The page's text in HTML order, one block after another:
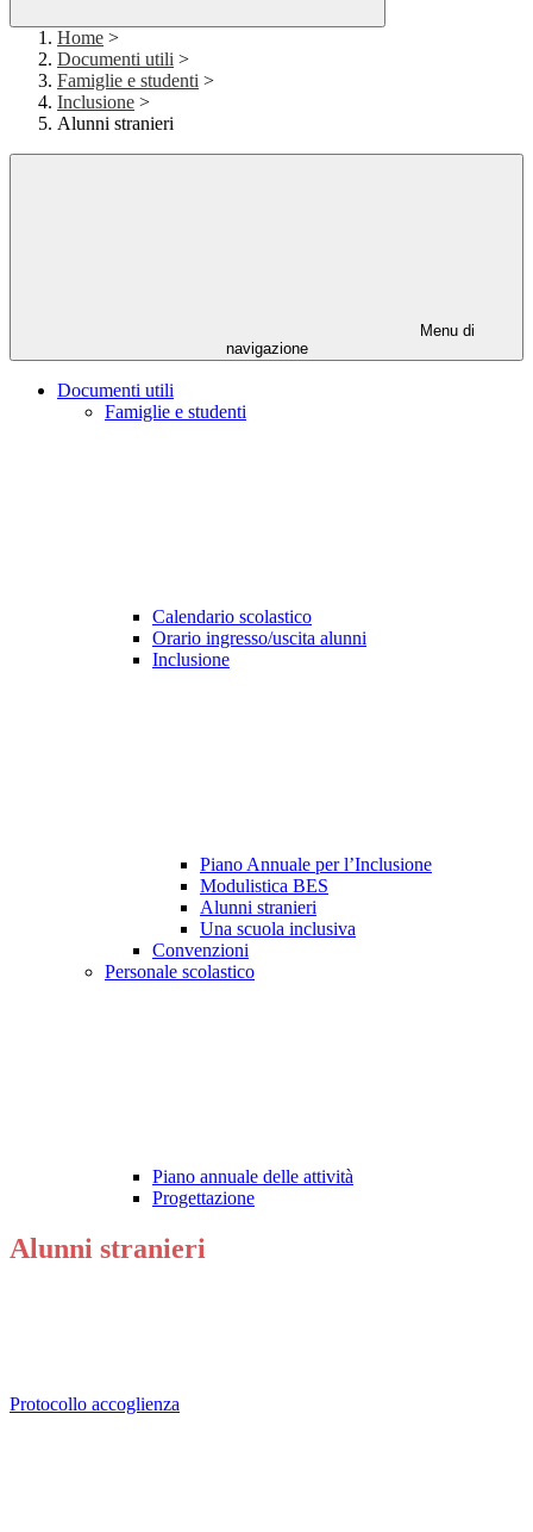
Home >
Documenti utili >
Famiglie e studenti >
Inclusione >
Alunni stranieri
Menu di
navigazione
Documenti utili
Famiglie e studenti
Calendario scolastico
Orario ingresso/uscita alunni
Inclusione
Piano Annuale per l’Inclusione
Modulistica BES
Alunni stranieri
Una scuola inclusiva
Convenzioni
Personale scolastico
Piano annuale delle attività
Progettazione
Alunni stranieri
Protocollo accoglienza